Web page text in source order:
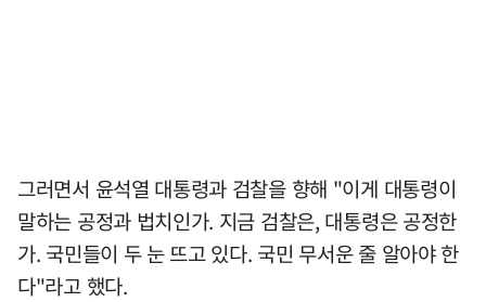
그러면서 윤석열 대통령과 검찰을 향해 "이게 대통령이
말하는 공정과 법치인가. 지금 검찰은, 대통령은 공정한
가. 국민들이 두 눈 뜨고 있다. 국민 무서운 줄 알아야 한
다"라고 했다.